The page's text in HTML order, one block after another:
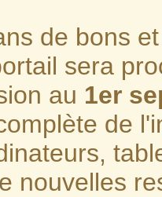
de bons
sera
au 1er
de
nouvelles